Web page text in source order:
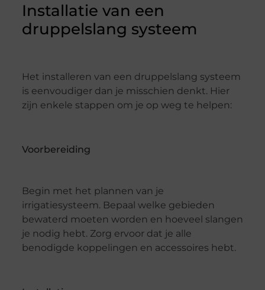
Installatie van een
druppelslang systeem
Het installeren van een druppelslang systeem
is eenvoudiger dan je misschien denkt. Hier
zijn enkele stappen om je op weg te helpen:
Voorbereiding
Begin met het plannen van je
irrigatiesysteem. Bepaal welke gebieden
bewaterd moeten worden en hoeveel slangen
je nodig hebt. Zorg ervoor dat je alle
benodigde koppelingen en accessoires hebt.